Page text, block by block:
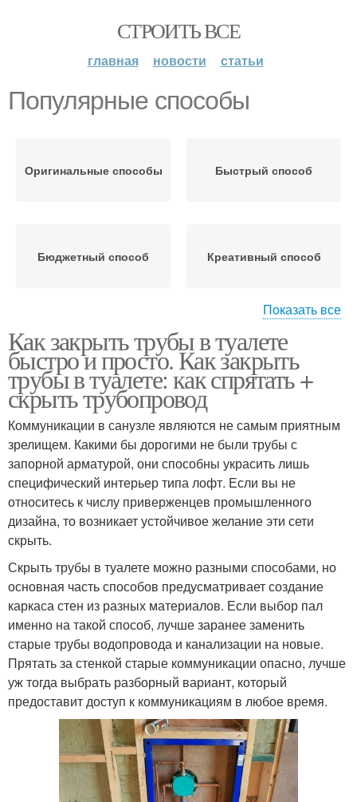
СТРОИТЬ ВСЕ
главная новости статьи
Популярные способы
Оригинальные способы Быстрый способ
Бюджетный способ Креативный способ
Надежный способ Способ из ссср
Показать все
Как закрыть трубы в туалете
быстро и просто. Как закрыть
трубы в туалете: как спрятать +
скрыть трубопровод
Коммуникации в санузле являются не самым приятным
зрелищем. Какими бы дорогими не были трубы с
запорной арматурой, они способны украсить лишь
специфический интерьер типа лофт. Если вы не
относитесь к числу приверженцев промышленного
дизайна, то возникает устойчивое желание эти сети
скрыть.
Скрыть трубы в туалете можно разными способами, но
основная часть способов предусматривает создание
каркаса стен из разных материалов. Если выбор пал
именно на такой способ, лучше заранее заменить
старые трубы водопровода и канализации на новые.
Прятать за стенкой старые коммуникации опасно, лучше
уж тогда выбрать разборный вариант, который
предоставит доступ к коммуникациям в любое время.